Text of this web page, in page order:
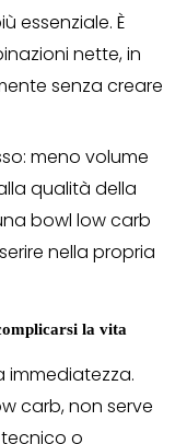
essenziale. È
nette, in
senza creare
meno volume
qualità della
bowl low carb
nella propria
la vita
immediatezza.
carb, non serve
o